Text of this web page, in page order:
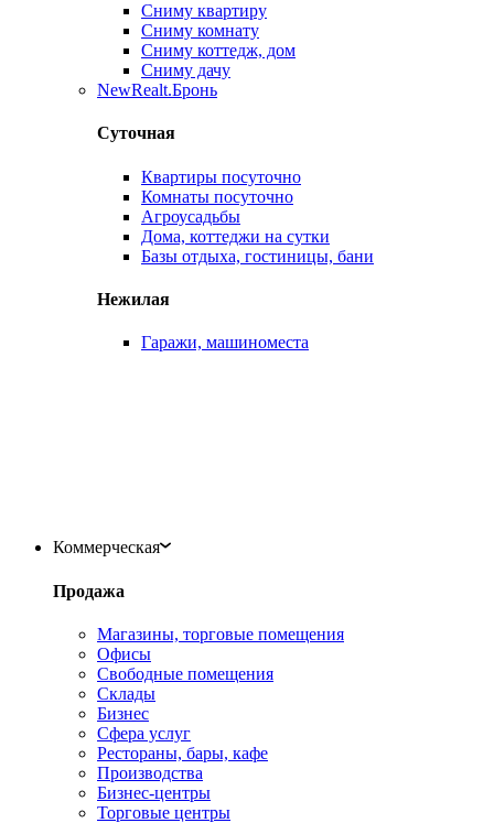
Сниму квартиру
Сниму комнату
Сниму коттедж, дом
Сниму дачу
NewRealt.Бронь
Суточная
Квартиры посуточно
Комнаты посуточно
Агроусадьбы
Дома, коттеджи на сутки
Базы отдыха, гостиницы, бани
Нежилая
Гаражи, машиноместа
Коммерческая
Продажа
Магазины, торговые помещения
Офисы
Свободные помещения
Склады
Бизнес
Сфера услуг
Рестораны, бары, кафе
Производства
Бизнес-центры
Торговые центры